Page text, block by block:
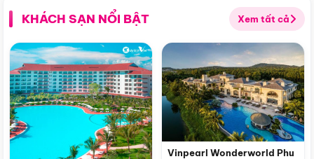
KHÁCH SẠN NỔI BẬT Xem tất cả
Vinpearl Wonderworld Phu